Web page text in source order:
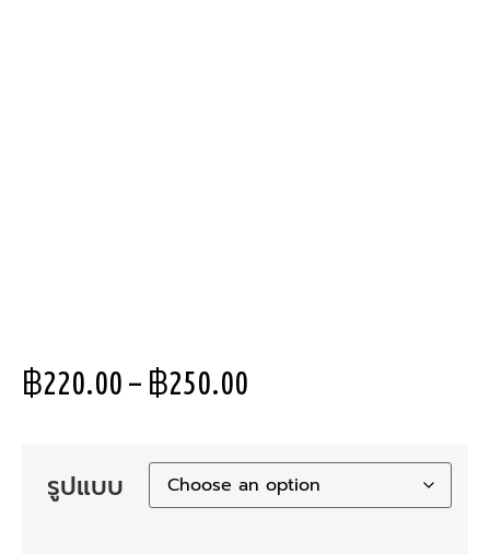
฿220.00 – ฿250.00
รูปแบบ